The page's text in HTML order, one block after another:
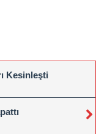
Kesinleşti